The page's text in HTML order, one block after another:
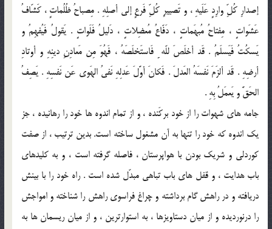
إصدارِ كُلِّ وارِدٍ عَلَيهِ ، و تَصييرِ كُلِّ فَرعٍ إلى أصلِهِ . مِصباحُ ظُلُماتٍ ، كَشّافُ
عَشَواتٍ ، مِفتاحُ مُبهَماتٍ ، دَفّاعُ مُعضِلاتٍ ، دَليلُ فَلَواتٍ . يَقولُ فَيُفهِمُ و
يَسكُتُ فَيَسلَمُ . قَد أخلَصَ للّه ِِ فَاستَخلَصَهُ ، فَهُوَ مِن مَعادِنِ دينِهِ و أوتادِ
أرضِهِ . قَد ألزَمَ نَفسَهُ العَدلَ . فَكانَ أوَّلَ عَدلِهِ نَفيُ الهَوى عَن نَفسِهِ . يَصِفُ
الحَقَّ و يَعمَلُ بِهِ .
جامه هاى شهوات را از خود بركَنده ، و از تمام اندوه ها خود را رهانيده ، جز
يك اندوه كه خود را تنها به آن مشغول ساخته است. بدين ترتيب ، از صفت
كوردلى و شريك بودن با هواپرستان ، فاصله گرفته است ، و به كليدهاى
باب هدايت ، و قفل هاى باب تباهى مبدّل شده است . راه خود را با بينش
دريافته و در راهش گام برداشته و چراغ فراسوى راهش را شناخته و امواجش
را درنورديده و از ميان دستاويزها ، به استوارترين ، و از ميان ريسمان ها به